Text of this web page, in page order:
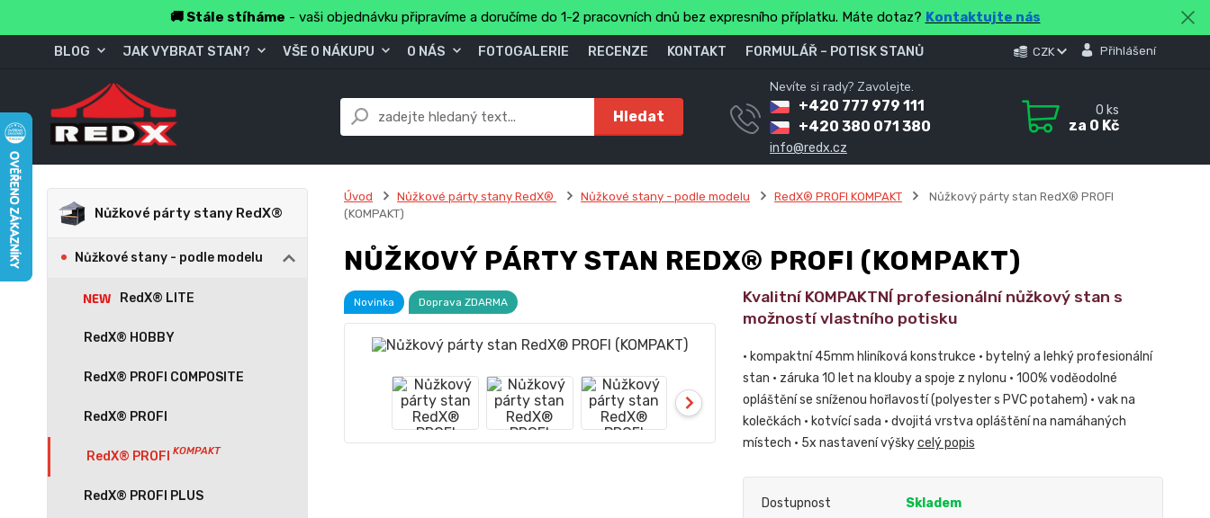
🚚 Stále stíháme - vaši objednávku připravíme a doručíme do 1-2 pracovních dnů bez expresního příplatku. Máte dotaz? Kontaktujte nás
BLOG JAK VYBRAT STAN? VŠE O NÁKUPU O NÁS FOTOGALERIE RECENZE KONTAKT FORMULÁŘ – POTISK STANŮ CZK Přihlášení
Hledat
Nevíte si rady? Zavolejte.
+420 777 979 111
+420 380 071 380
info@redx.cz
0 ks
za 0 Kč
Nůžkové párty stany RedX®
Nůžkové stany - podle modelu
RedX® LITE
RedX® HOBBY
RedX® PROFI COMPOSITE
RedX® PROFI
RedX® PROFI PLUS
Úvod Nůžkové párty stany RedX® Nůžkové stany - podle modelu RedX® PROFI KOMPAKT
Nůžkový párty stan RedX® PROFI
(KOMPAKT)
NŮŽKOVÝ PÁRTY STAN REDX® PROFI (KOMPAKT)
Novinka Doprava ZDARMA
Kvalitní KOMPAKTNÍ profesionální nůžkový stan s
možností vlastního potisku
• kompaktní 45mm hliníková konstrukce • bytelný a lehký profesionální
stan • záruka 10 let na klouby a spoje z nylonu • 100% voděodolné
opláštění se sníženou hořlavostí (polyester s PVC potahem) • vak na
kolečkách • kotvící sada • dvojitá vrstva opláštění na namáhaných
místech • 5x nastavení výškycelý popis
Dostupnost Skladem